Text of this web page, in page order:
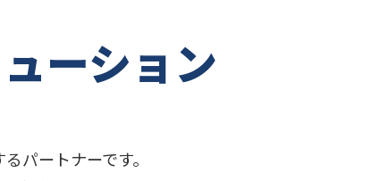
ーション
パートナーです。